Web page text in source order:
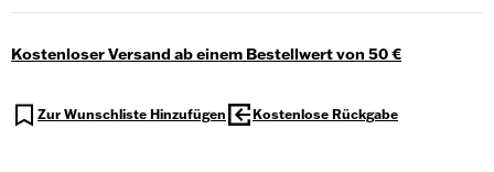
Kostenloser Versand ab einem Bestellwert von 50 €
Zur Wunschliste Hinzufügen Kostenlose Rückgabe